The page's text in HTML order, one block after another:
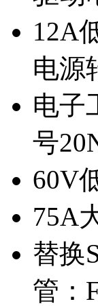
12A
电源
电子
号
60V
75A
替换
管：